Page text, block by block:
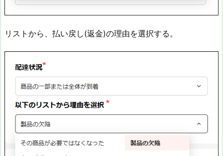
リストから、払い戻し(返金)の理由を選択する。